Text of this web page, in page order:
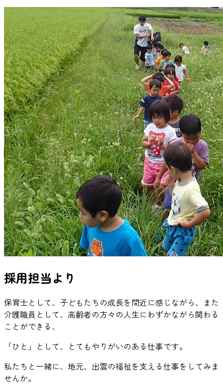
採用担当より
保育士として、子どもたちの成長を間近に感じながら、また
介護職員として、高齢者の方々の人生にわずかながら関わる
ことができる、
「ひと」として、とてもやりがいのある仕事です。
私たちと一緒に、地元、出雲の福祉を支える仕事をしてみま
せんか。